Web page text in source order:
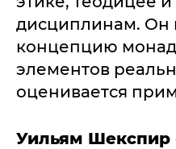
дисциплинам. Он
концепцию
элементов
оценивается
Уильям Шекспир